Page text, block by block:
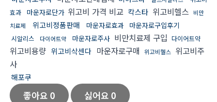
효과
마운자로단가 위고비 가격 비교 칵스타 위고비헬스 비만
치료제
위고비정품판매 마운자로효과 마운자로구입후기
시알리스 다이어트약 마운자로주사 비만치료제 구입 다이어트약
위고비용량 위고비삭센다 마운자로구매 위고비헬스
위고비주
사
해포쿠
좋아요 0 싫어요 0